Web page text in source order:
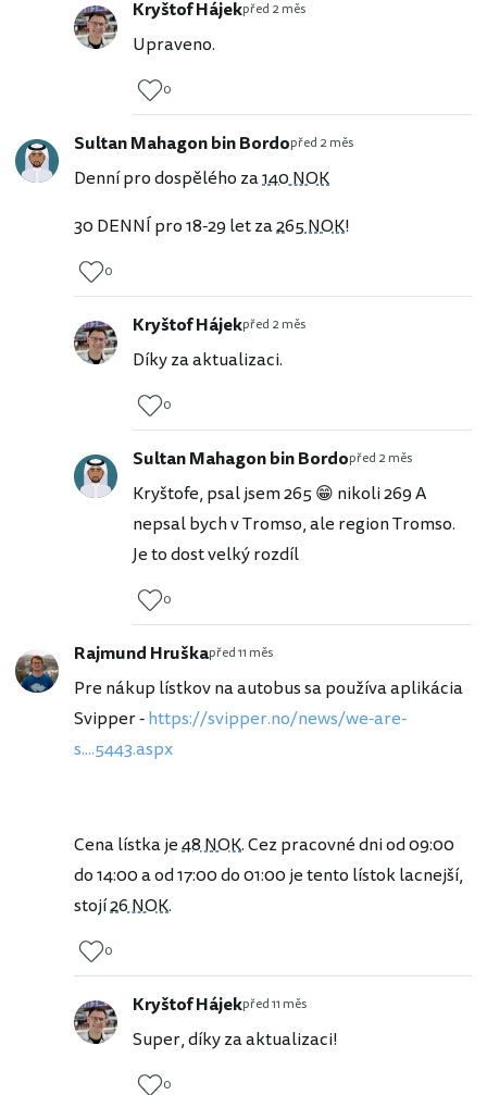
Kryštof Hájekpřed 2 měs
Upraveno.
0
Sultan Mahagon bin Bordopřed 2 měs
Denní pro dospělého za140 NOK
30 DENNÍ pro 18-29 let za265 NOK!
0
Kryštof Hájekpřed 2 měs
Díky za aktualizaci.
0
Sultan Mahagon bin Bordopřed 2 měs
Kryštofe, psal jsem 265 😁 nikoli 269 A
nepsal bych v Tromso, ale region Tromso.
Je to dost velký rozdíl
0
Rajmund Hruškapřed 11 měs
Pre nákup lístkov na autobus sa používa aplikácia
Svipper -https://svipper.no/news/we-are-
s....5443.aspx
Cena lístka je48 NOK. Cez pracovné dni od 09:00
do 14:00 a od 17:00 do 01:00 je tento lístok lacnejší,
stojí26 NOK.
0
Kryštof Hájekpřed 11 měs
Super, díky za aktualizaci!
0